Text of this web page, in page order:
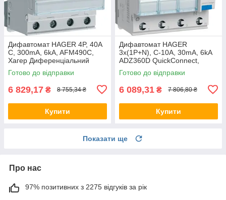
Дифавтомат HAGER 4P, 40A
C, 300mA, 6kA, AFM490C,
Хагер Диференціальний
автоматичний вимикач, АВДТ
Готово до відправки
6 829,17 ₴ 8 755,34 ₴
Купити
Дифавтомат HAGER
3x(1P+N), C-10A, 30mA, 6kA
ADZ360D QuickConnect,
Хагер Дифференциальный
автомат выключатель
Готово до відправки
6 089,31 ₴ 7 806,80 ₴
Купити
Показати ще
Про нас
97% позитивних з 2275 відгуків за рік